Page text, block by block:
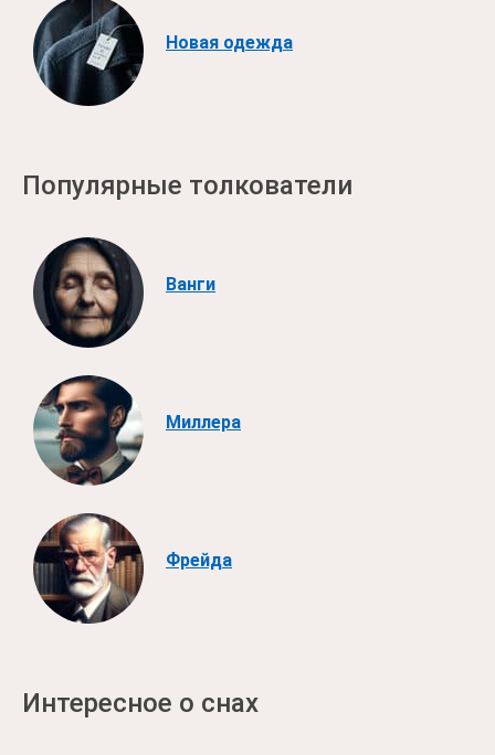
Новая одежда
Популярные толкователи
Ванги
Миллера
Фрейда
Интересное о снах